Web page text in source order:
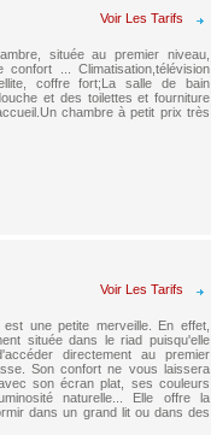
Voir Les Tarifs
située au premier niveau,
confort ... Climatisation,télévision
coffre fort;La salle de bain
et des toilettes et fourniture
chambre à petit prix très
Voir Les Tarifs
une petite merveille. En effet,
située dans le riad puisqu'elle
directement au premier
Son confort ne vous laissera
son écran plat, ses couleurs
naturelle... Elle offre la
dans un grand lit ou dans des